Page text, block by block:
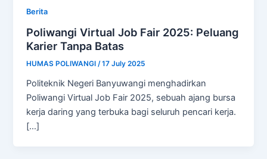
Berita
Poliwangi Virtual Job Fair 2025: Peluang
Karier Tanpa Batas
HUMAS POLIWANGI/17 July 2025
Politeknik Negeri Banyuwangi menghadirkan
Poliwangi Virtual Job Fair 2025, sebuah ajang bursa
kerja daring yang terbuka bagi seluruh pencari kerja.
[…]